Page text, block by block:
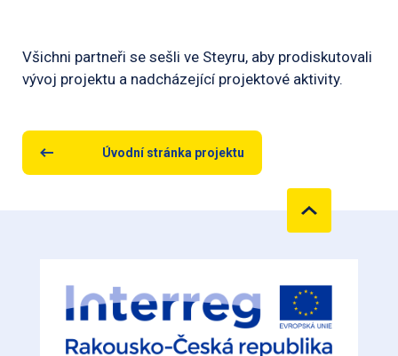
Všichni partneři se sešli ve Steyru, aby prodiskutovali
vývoj projektu a nadcházející projektové aktivity.
Úvodní stránka projektu